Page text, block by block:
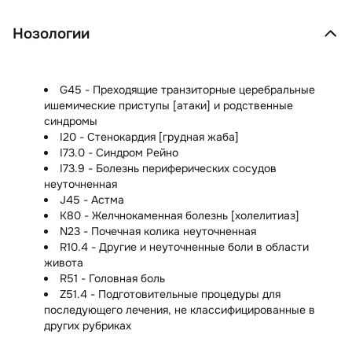
Нозологии
G45 - Преходящие транзиторные церебральные
ишемические приступы [атаки] и родственные
синдромы
I20 - Стенокардия [грудная жаба]
I73.0 - Синдром Рейно
I73.9 - Болезнь периферических сосудов
неуточненная
J45 - Астма
K80 - Желчнокаменная болезнь [холелитиаз]
N23 - Почечная колика неуточненная
R10.4 - Другие и неуточненные боли в области
живота
R51 - Головная боль
Z51.4 - Подготовительные процедуры для
последующего лечения, не классифицированные в
других рубриках